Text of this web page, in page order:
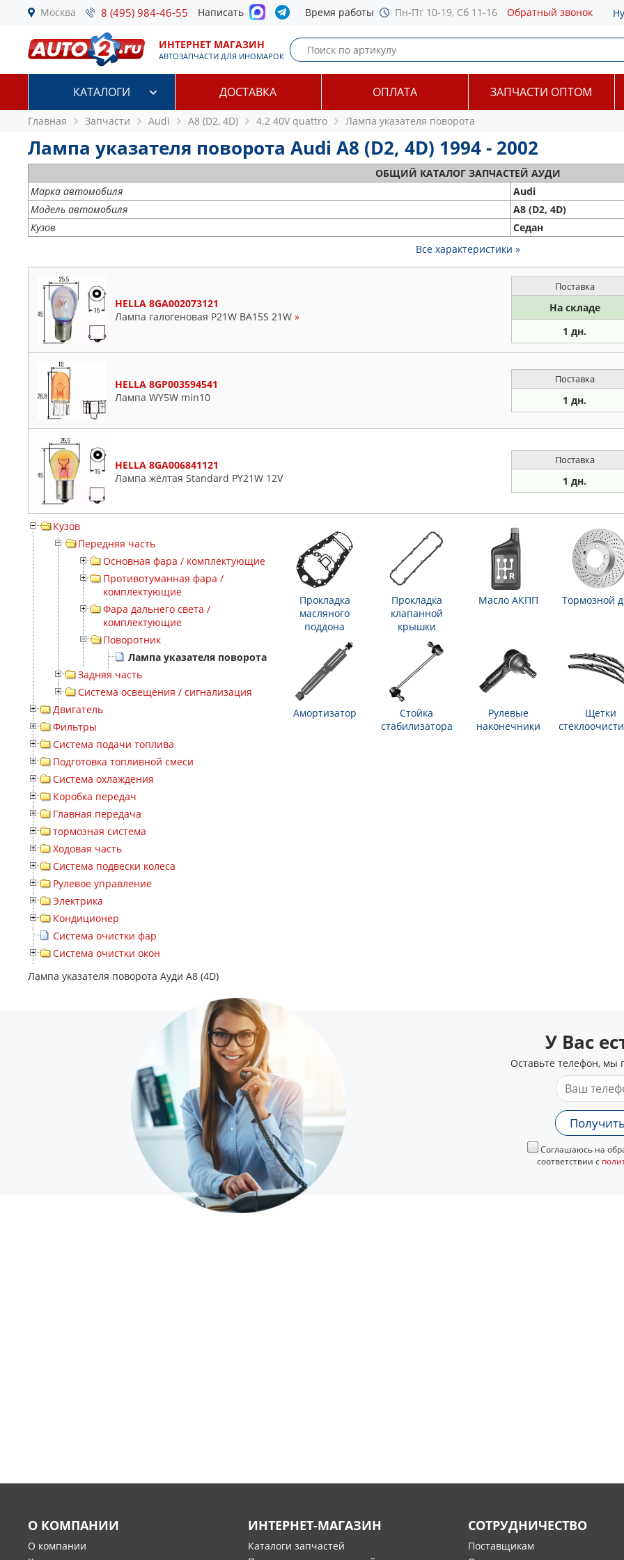
Москва 8 (495) 984-46-55 Написать Время работы Пн-Пт 10-19, Сб 11-16 Обратный звонок
ИНТЕРНЕТ МАГАЗИН
АВТОЗАПЧАСТИ ДЛЯ ИНОМАРОК
КАТАЛОГИ ДОСТАВКА ОПЛАТА ЗАПЧАСТИ ОПТОМ
Главная Запчасти Audi A8 (D2, 4D) 4.2 40V quattro Лампа указателя поворота
Лампа указателя поворота Audi A8 (D2, 4D) 1994 - 2002
ОБЩИЙ КАТАЛОГ ЗАПЧАСТЕЙ АУДИ
Марка автомобиля
Audi
Модель автомобиля
A8 (D2, 4D)
Кузов
Седан
Все характеристики »
HELLA 8GA002073121
Лампа галогеновая P21W BA15S 21W »
Поставка
На складе
1 дн.
HELLA 8GP003594541
Лампа WY5W min10
Поставка
1 дн.
HELLA 8GA006841121
Лампа жёлтая Standard PY21W 12V
Поставка
1 дн.
Кузов
Передняя часть
Основная фара / комплектующие
Противотуманная фара /
комплектующие
Фара дальнего света /
комплектующие
Поворотник
Лампа указателя поворота
Задняя часть
Система освещения / сигнализация
Двигатель
Фильтры
Система подачи топлива
Подготовка топливной смеси
Система охлаждения
Коробка передач
Главная передача
тормозная система
Ходовая часть
Система подвески колеса
Рулевое управление
Электрика
Кондиционер
Система очистки фар
Система очистки окон
Прокладка
масляного
поддона
Прокладка
клапанной
крышки
Масло АКПП Тормозной
Амортизатор
Стойка
стабилизатора
Рулевые
наконечники
Щетки
Лампа указателя поворота Ауди А8 (4D)
У Вас
Оставьте телефон, мы
Соглашаюсь на
соответствии с
О КОМПАНИИ
О компании
ИНТЕРНЕТ-МАГАЗИН
Каталоги запчастей
СОТРУДНИЧЕСТВО
Поставщикам